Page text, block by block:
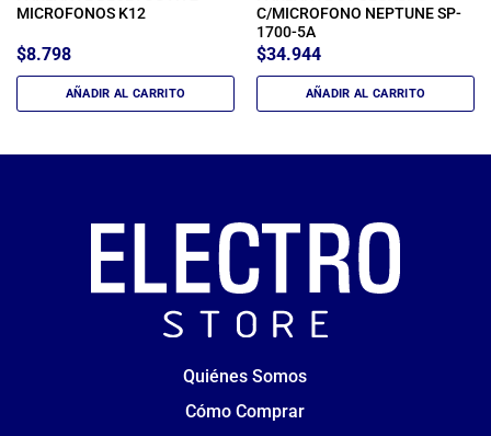
MICROFONOS K12
$8.798
AÑADIR AL CARRITO
C/MICROFONO NEPTUNE SP-
1700-5A
$34.944
AÑADIR AL CARRITO
Quiénes Somos
Cómo Comprar